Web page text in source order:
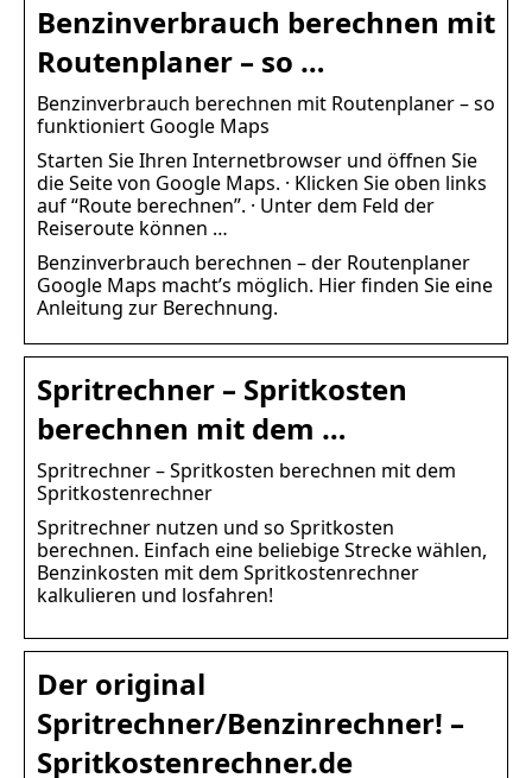
Benzinverbrauch berechnen mit
Routenplaner – so …
Benzinverbrauch berechnen mit Routenplaner – so
funktioniert Google Maps
Starten Sie Ihren Internetbrowser und öffnen Sie
die Seite von Google Maps. · Klicken Sie oben links
auf “Route berechnen”. · Unter dem Feld der
Reiseroute können …
Benzinverbrauch berechnen – der Routenplaner
Google Maps macht’s möglich. Hier finden Sie eine
Anleitung zur Berechnung.
Spritrechner – Spritkosten
berechnen mit dem …
Spritrechner – Spritkosten berechnen mit dem
Spritkostenrechner
Spritrechner nutzen und so Spritkosten
berechnen. Einfach eine beliebige Strecke wählen,
Benzinkosten mit dem Spritkostenrechner
kalkulieren und losfahren!
Der original
Spritrechner/Benzinrechner! –
Spritkostenrechner.de